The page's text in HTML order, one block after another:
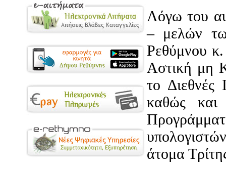
Λόγω του
– μελών
Ρεθύμνου
Αστική μη
το Διεθνές
καθώς
άτομα